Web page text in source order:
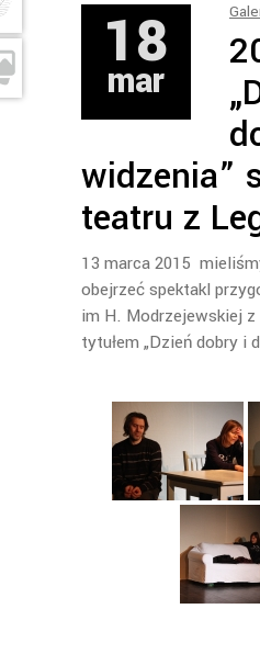
18
mar
widzenia”
teatru z
13 marca 2015
obejrzeć spektakl
im H. Modrzejewskiej z
tytułem „Dzień dobry i